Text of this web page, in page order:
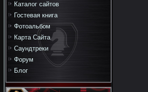
Каталог сайтов
Гостевая книга
Фотоальбом
Карта Сайта
Саундтреки
Форум
Блог